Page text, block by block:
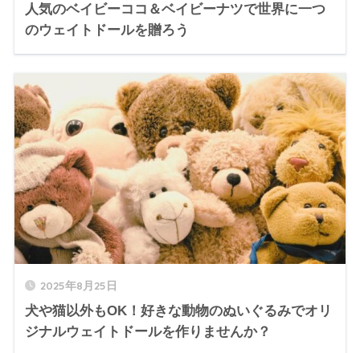
人気のベイビーココ＆ベイビーナツで世界に一つ
のウェイトドールを贈ろう
2025年8月25日
犬や猫以外もOK！好きな動物のぬいぐるみでオリ
ジナルウェイトドールを作りませんか？